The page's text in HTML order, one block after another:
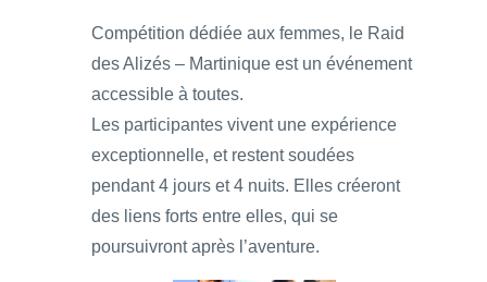
Compétition dédiée aux femmes, le Raid
des Alizés – Martinique est un événement
accessible à toutes.
Les participantes vivent une expérience
exceptionnelle, et restent soudées
pendant 4 jours et 4 nuits. Elles créeront
des liens forts entre elles, qui se
poursuivront après l’aventure.